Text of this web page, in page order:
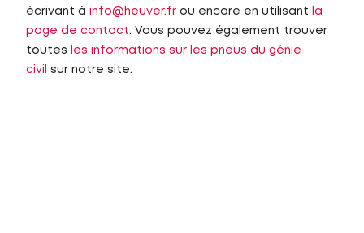
écrivant à info@heuver.fr ou encore en utilisant
la
page de contact. Vous pouvez également trouver
toutes
les informations sur les pneus du génie
civil
sur notre site.